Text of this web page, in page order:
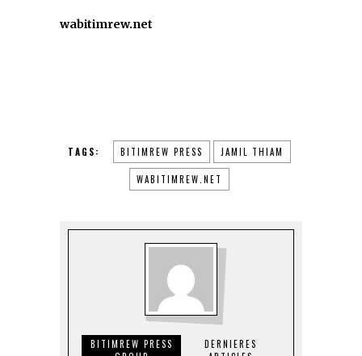
wabitimrew.net
TAGS: BITIMREW PRESS JAMIL THIAM
WABITIMREW.NET
BITIMREW PRESS
DERNIERES